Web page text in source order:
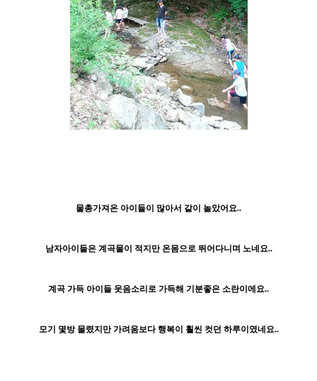
물총가져온 아이들이 많아서 같이 놀았어요..
남자아이들은 계곡물이 적지만 온몸으로 뛰어다니며 노네요..
계곡 가득 아이들 웃음소리로 가득해 기분좋은 소란이에요..
모기 몇방 물렸지만 가려움보다 행복이 훨씬 컷던 하루이였네요..